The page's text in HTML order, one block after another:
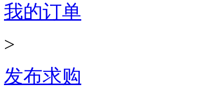
发布产品
>
订单管理